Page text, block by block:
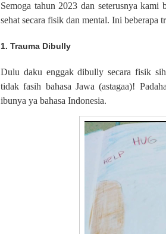
Semoga tahun 2023 dan seterusnya kami
sehat secara fisik dan mental. Ini beberapa
1. Trauma Dibully
Dulu daku enggak dibully secara fisik
tidak fasih bahasa Jawa (astagaa)!
ibunya ya bahasa Indonesia.